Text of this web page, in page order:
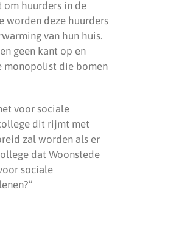
huurders in de
worden deze huurders
van hun huis.
geen kant op en
monopolist die bomen
voor sociale
dit rijmt met
zal worden als er
dat Woonstede
sociale